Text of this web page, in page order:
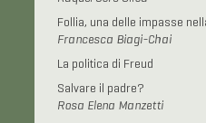
Follia, una delle impasse
Francesca Biagi-Chai
La politica di Freud
Salvare il padre?
Rosa Elena Manzetti